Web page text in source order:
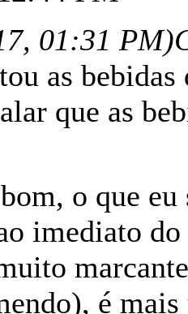
01:31 PM)
as
que as
o que
imediato
é